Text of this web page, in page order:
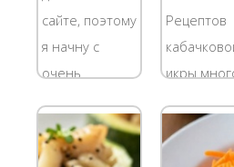
тушения
капусты. с
колбасой,...
ст.л. соли
сайте, поэтому
я начну с
очень
рецепта. Это
жареная
Рецептов
икры
правда?
не менее,